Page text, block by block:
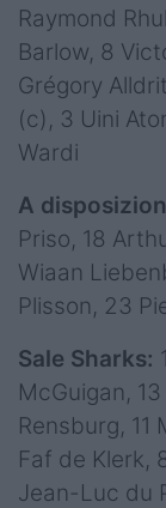
Raymond
Barlow, 8
Grégory
(c), 3 Uini
Wardi
A
Priso, 18
Wiaan
Plisson, 23
Sale Sharks:
McGuigan,
Rensburg, 11
Faf de Klerk,
Jean-Luc du